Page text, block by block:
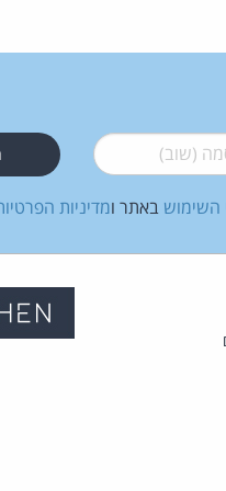
(שוב)*
השימוש באתר ומדיניות